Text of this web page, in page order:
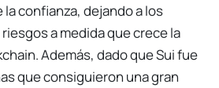
confianza, dejando a los
a medida que crece la
Además, dado que Sui fue
que consiguieron una gran